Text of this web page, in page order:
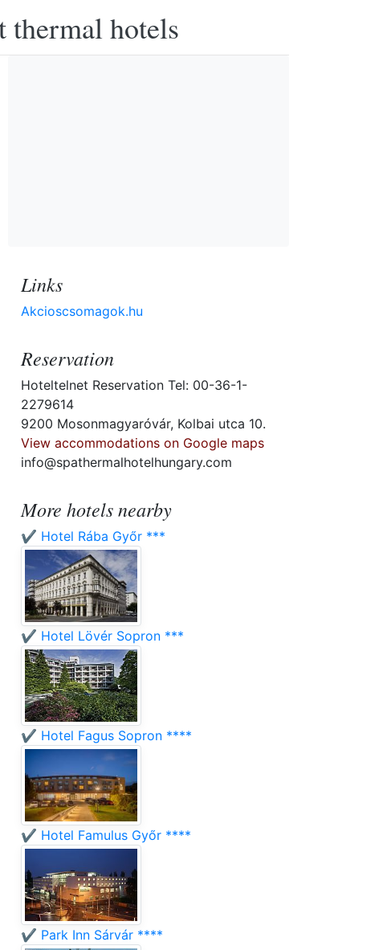
hotels
Links
Akcioscsomagok.hu
Reservation
Hoteltelnet Reservation Tel: 00-36-1-
2279614
9200 Mosonmagyaróvár, Kolbai utca 10.
View accommodations on Google maps
info@spathermalhotelhungary.com
More hotels nearby
✔️ Hotel Rába Győr ***
✔️ Hotel Lövér Sopron ***
✔️ Hotel Fagus Sopron ****
✔️ Hotel Famulus Győr ****
✔️ Park Inn Sárvár ****